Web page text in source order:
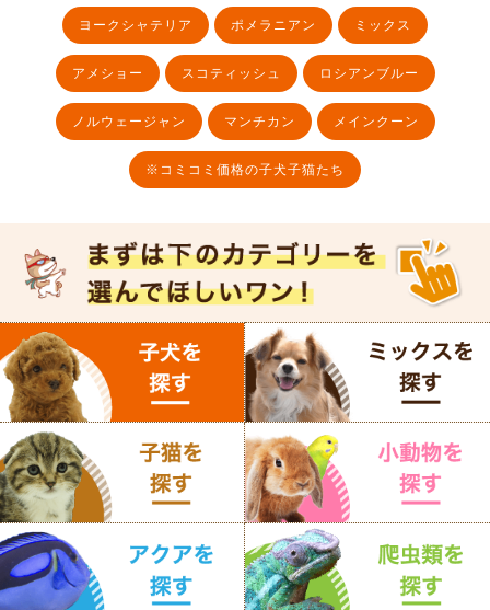
ヨークシャテリア ポメラニアン ミックス
アメショー スコティッシュ ロシアンブルー
ノルウェージャン マンチカン メインクーン
※コミコミ価格の子犬子猫たち